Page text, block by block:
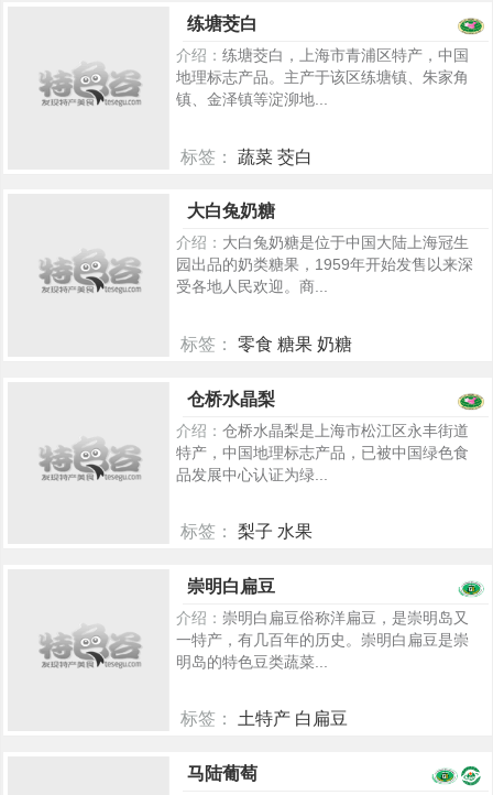
练塘茭白
介绍： 练塘茭白，上海市青浦区特产，中国
地理标志产品。主产于该区练塘镇、朱家角
镇、金泽镇等淀泖地...
标签： 蔬菜 茭白
大白兔奶糖
介绍： 大白兔奶糖是位于中国大陆上海冠生
园出品的奶类糖果，1959年开始发售以来深
受各地人民欢迎。商...
标签： 零食 糖果 奶糖
仓桥水晶梨
介绍： 仓桥水晶梨是上海市松江区永丰街道
特产，中国地理标志产品，已被中国绿色食
品发展中心认证为绿...
标签： 梨子 水果
崇明白扁豆
介绍： 崇明白扁豆俗称洋扁豆，是崇明岛又
一特产，有几百年的历史。崇明白扁豆是崇
明岛的特色豆类蔬菜...
标签： 土特产 白扁豆
马陆葡萄